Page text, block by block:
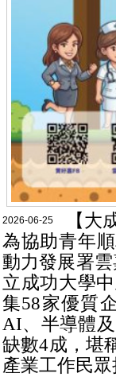
2026-06-25
【大
為協助青年
動力發展署
立成功大學
集58家優質
AI、半導體
缺數4成，堪
產業工作民